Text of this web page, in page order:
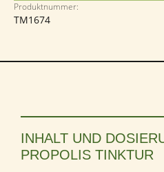
Produktnummer:
TM1674
INHALT UND
PROPOLIS TINKTUR